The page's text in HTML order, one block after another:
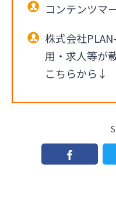
コンテンツマ
株式会社
用・求人等が
こちらから↓